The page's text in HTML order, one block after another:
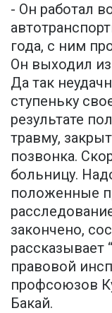
- Он работал
года, с ним
Он выходил
Да так
ступеньку
результате
травму,
позвонка.
больницу.
положенные
закончено,
рассказывает
правовой
профсоюзов
Бакай.